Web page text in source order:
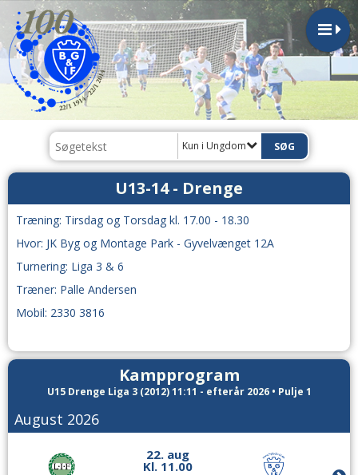
Kun i Ungdom
U13-14 - Drenge
Træning: Tirsdag og Torsdag kl. 17.00 - 18.30
Hvor: JK Byg og Montage Park - Gyvelvænget 12A
Turnering: Liga 3 & 6
Træner: Palle Andersen
Mobil: 2330 3816
Kampprogram
U15 Drenge Liga 3 (2012) 11:11 - efterår 2026 • Pulje 1
August 2026
22. aug
Kl. 11.00